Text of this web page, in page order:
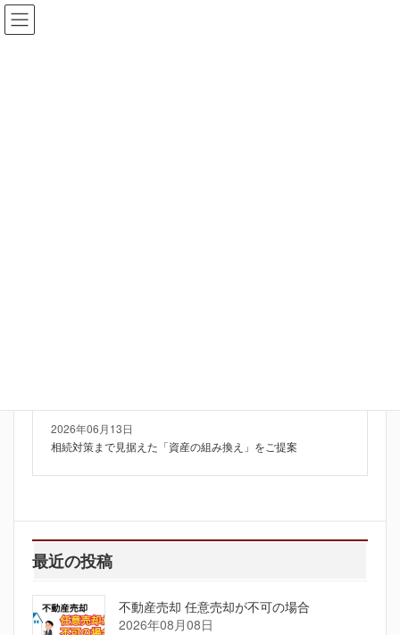
2026年06月13日
相続対策まで見据えた「資産の組み換え」をご提案
最近の投稿
不動産売却 任意売却が不可の場合
2026年08月08日